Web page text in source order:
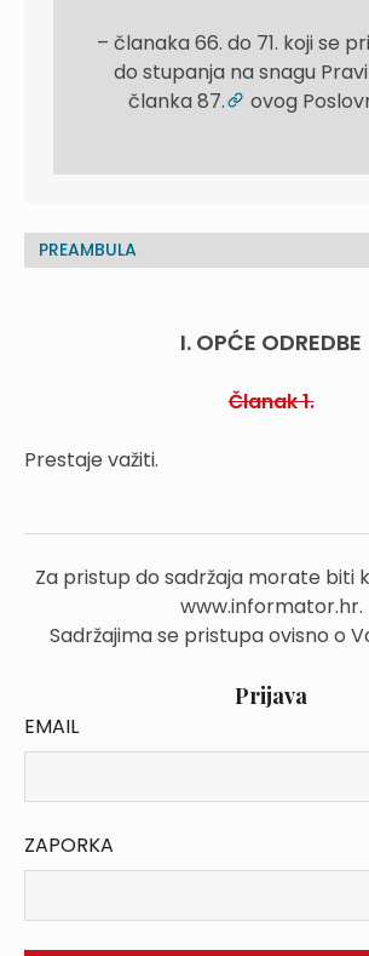
– članaka 66. do 71. koji se
do stupanja na snagu
članka 87.
ovog
PREAMBULA
I. OPĆE ODREDBE
Članak 1.
Prestaje važiti.
Za pristup do sadržaja morate biti
www.informator.hr.
Sadržajima se pristupa ovisno o
Prijava
EMAIL
ZAPORKA